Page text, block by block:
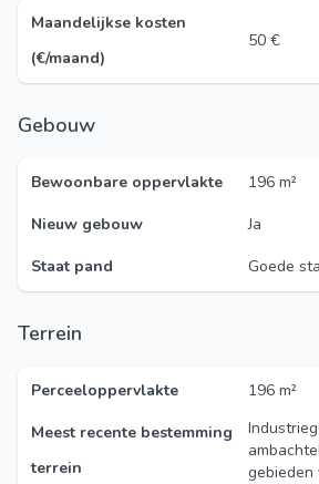
Maandelijkse kosten
(€/maand)
50 €
Gebouw
Bewoonbare oppervlakte
196 m²
Nieuw gebouw
Ja
Staat pand
Goede
Terrein
Perceeloppervlakte
196 m²
Meest recente bestemming
terrein
gebieden